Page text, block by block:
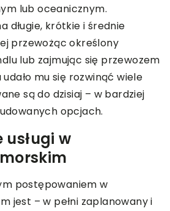
lub oceanicznym.
długie, krótkie i średnie
przewożąc określony
lub zajmując się przewozem
mu się rozwinąć wiele
są do dzisiaj – w bardziej
opcjach.
usługi w
postępowaniem w
jest – w pełni zaplanowany i